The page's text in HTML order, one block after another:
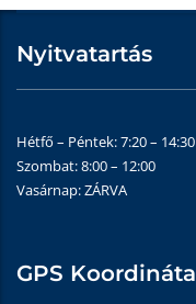
Nyitvatartás
Hétfő – Péntek: 7:20 – 14:30
Szombat: 8:00 – 12:00
Vasárnap: ZÁRVA
GPS Koordináta